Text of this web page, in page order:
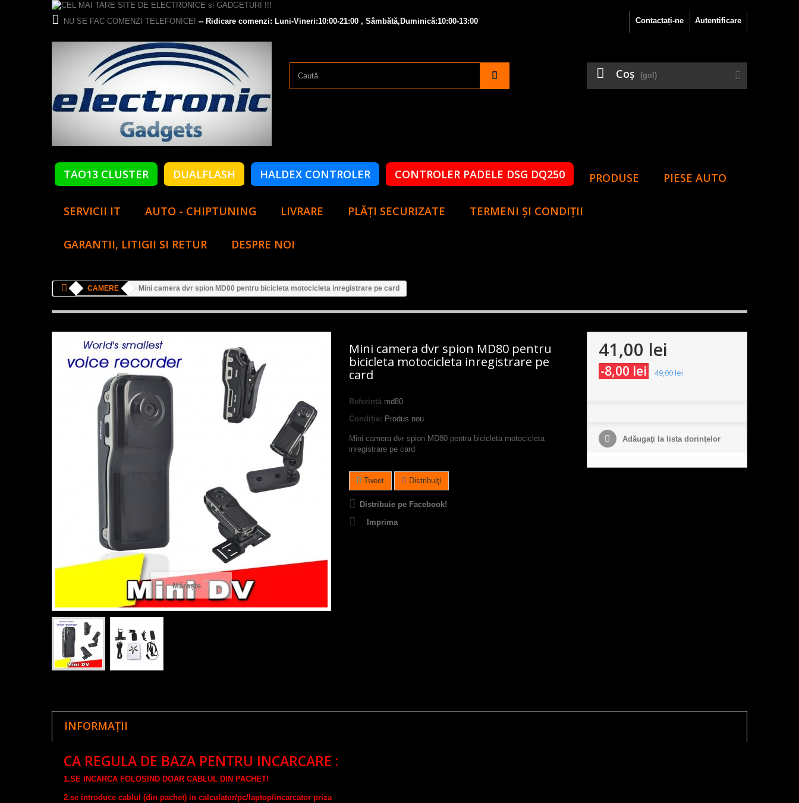
Autentificare
Contactați-ne
NU SE FAC COMENZI TELEFONICE! -- Ridicare comenzi: Luni-Vineri:10:00-21:00 , Sâmbătă,Duminică:10:00-13:00
Coş (gol)
TAO13 CLUSTER DUALFLASH HALDEX CONTROLER CONTROLER PADELE DSG DQ250 PRODUSE PIESE AUTO
SERVICII IT AUTO - CHIPTUNING LIVRARE PLĂȚI SECURIZATE TERMENI ȘI CONDIȚII
GARANTII, LITIGII SI RETUR DESPRE NOI
CAMERE Mini camera dvr spion MD80 pentru bicicleta motocicleta inregistrare pe card
Mărește
Mini camera dvr spion MD80 pentru
bicicleta motocicleta inregistrare pe
card
Referință md80
Condiție: Produs nou
Mini camera dvr spion MD80 pentru bicicleta motocicleta
inregistrare pe card
Tweet Distribuiţi
Distribuie pe Facebook!
Imprima
41,00 lei
-8,00 lei 49,00 lei
Adăugaţi la lista dorinţelor
INFORMAȚII
CA REGULA DE BAZA PENTRU INCARCARE :
1.SE INCARCA FOLOSIND DOAR CABLUL DIN PACHET!
2.se introduce cablul (din pachet) in calculator/pc/laptop/incarcator priza